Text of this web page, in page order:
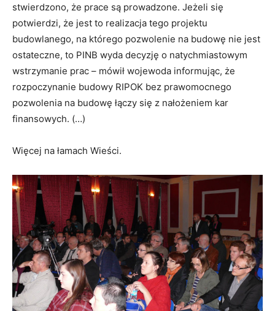
stwierdzono, że prace są prowadzone. Jeżeli się
potwierdzi, że jest to realizacja tego projektu
budowlanego, na którego pozwolenie na budowę nie jest
ostateczne, to PINB wyda decyzję o natychmiastowym
wstrzymanie prac – mówił wojewoda informując, że
rozpoczynanie budowy RIPOK bez prawomocnego
pozwolenia na budowę łączy się z nałożeniem kar
finansowych. (…)
Więcej na łamach Wieści.